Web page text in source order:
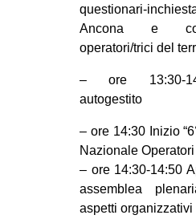
questionari-
Ancona e
operatori/trici del
– ore 13:30-
autogestito
– ore 14:30 Inizio
Nazionale
– ore 14:30-14:50
assemblea
aspetti organizzativi